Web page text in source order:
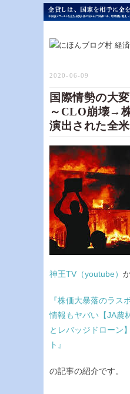
2020-06-09
国際情勢の大
～CLO崩壊→
演出された全
神王TV（youtube）
『株価大暴落のラス
情報もヤバい【JA農
とレバッジドローン
ト』
の記事の紹介です。